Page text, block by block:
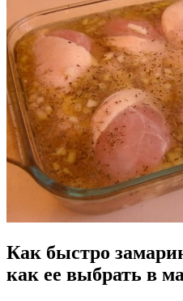
Как быстро
как ее выбрать в